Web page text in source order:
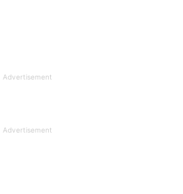
Advertisement
Advertisement